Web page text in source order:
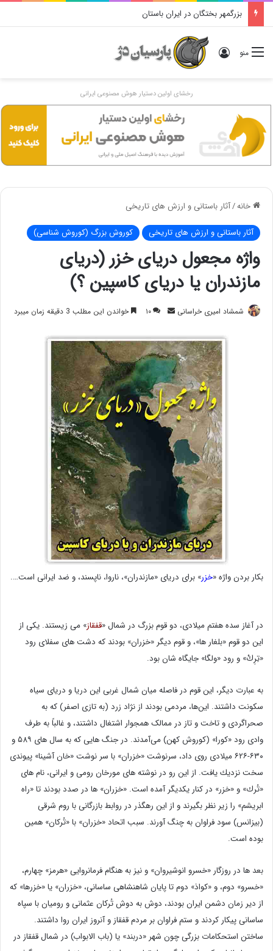
بزرگمهر بختگان در ایران باستان
منو ورود
رخشای اولین دستیار هوش مصنوعی ایرانی
خانه/آثار باستانی و ارزش های تاریخی
آثار باستانی و ارزش های تاریخی کوروش بزرگ (کوروش شناسی)
واژه مجعول دریای خزر (دریای
مازندران یا دریای کاسپین ؟)
شمشاد امیری خراسانی
ارسال۱۰ خواندن این مطلب 3 دقیقه زمان میبرد
بکار بردن واژه «خزر» برای دریای «مازندران»، ناروا، ناپسند، و ضد ایرانی است….
در آغاز سده هفتم میلادی، دو قوم بزرگ در شمال «قفقاز» می زیستند. یكی از
این دو قوم «بلغار ها»، و قوم دیگر «خزران» بودند كه دشت های سفلای رود
«تِرِكْ» و رود «ولگا» جایگاه شان بود.
به عبارت دیگر، این قوم در فاصله میان شمال غربی این دریا و دریای سیاه
سکونت داشتند. این‌ها، مردمی بودند از نژاد زرد (به تازی اصفر) که به
صحراگردی و تاخت و تاز در ممالک همجوار اشتغال داشتند، و غالباً به طرف
وادی رود «کورا» (کوروش کهن) می‌آمدند. در جنگ هایی كه به سال های ۵۸۹ و
۶۳۰-۶۲۶ میلادی روی داد، سرنوشت «خزران» با سر نوشت «خان آشینا» پیوندی
سخت نزدیك یافت. از این رو در نوشته های مورخان رومی و ایرانی، نام های
«تُرك» و «خزر» در كنار یكدیگر آمده است. «خزران» ها در صدد بودند تا «راه
ابریشم» را زیر نظر بگیرند و از این رهگذر در روابط بازرگانی با روم شرقی
(بیزانس) سود فراوان به چنگ آورند. سبب اتحاد «خزران» با «تُرکان» همین
بوده است.
بعد ها در روزگار «خسرو انوشیروان» و نیز به هنگام فرمانروایی «هرمز» چهارم،
«خسرو» دوم، و «كواذ» دوم تا پایان شاهنشاهی ساسانی، «خزران» یا «خزرها» كه
از دیر زمان دشمن ایران بودند، دوش به دوش تُركان عثمانی و رومیان با سپاه
ساسانی پیكار كردند و ستم فراوان بر مردم قفقاز و آنروز ایران روا داشتند.
ساختن استحکامات بزرگی چون شهر «دربند» یا (باب الابواب) در شمال قفقاز در